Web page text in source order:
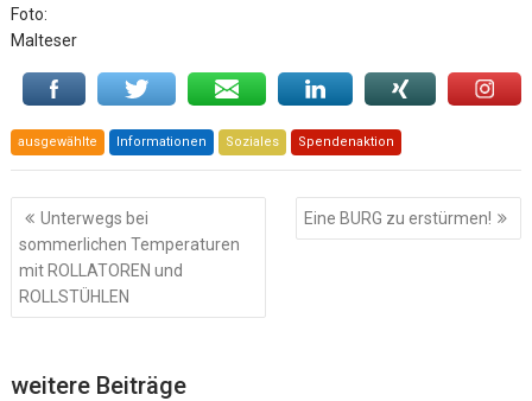
Foto:
Malteser
ausgewählte Informationen Soziales Spendenaktion
Beitragsnavigation
Unterwegs bei
sommerlichen Temperaturen
mit ROLLATOREN und
ROLLSTÜHLEN
Eine BURG zu erstürmen!
weitere Beiträge